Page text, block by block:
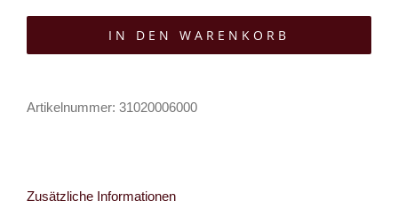
Rucksack
Nightfall
IN DEN WARENKORB
Artikelnummer: 31020006000
Zusätzliche Informationen